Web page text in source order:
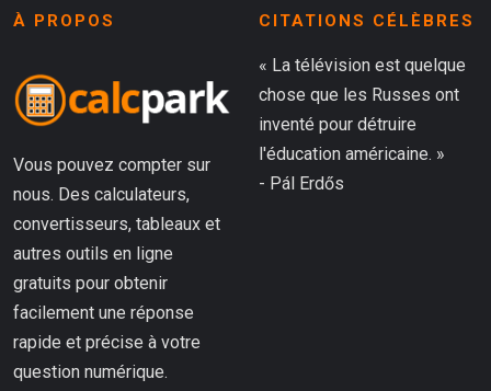
À PROPOS
Vous pouvez compter sur
nous. Des calculateurs,
convertisseurs, tableaux et
autres outils en ligne
gratuits pour obtenir
facilement une réponse
rapide et précise à votre
question numérique.
CITATIONS CÉLÈBRES
« La télévision est quelque
chose que les Russes ont
inventé pour détruire
l'éducation américaine. »
- Pál Erdős